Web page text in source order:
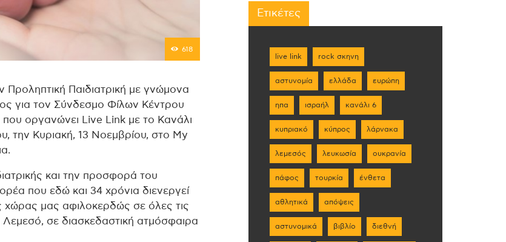
618
Προληπτική Παιδιατρική με γνώμονα
για τον Σύνδεσμο Φίλων Κέντρου
που οργανώνει Live Link με το Κανάλι
την Κυριακή, 13 Νοεμβρίου, στο My
και την προσφορά του
που εδώ και 34 χρόνια διενεργεί
χώρας μας αφιλοκερδώς σε όλες τις
σε διασκεδαστική ατμόσφαιρα
Ετικέτες
live link rock σκηνη
αστυνομία ελλάδα ευρώπη
ηπα ισραήλ κανάλι 6
κυπριακό κύπρος λάρνακα
λεμεσός λευκωσία ουκρανία
πάφος τουρκία ένθετα
αθλητικά απόψεις
αστυνομικά βιβλίο διεθνή